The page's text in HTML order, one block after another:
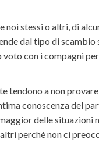
noi stessi o altri, di
dal tipo di scambio
con i compagni
tendono a non
conoscenza del
delle
perché non ci